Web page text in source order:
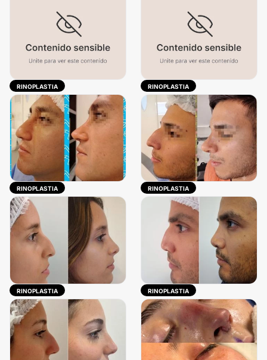
RINOPLASTIA RINOPLASTIA
RINOPLASTIA RINOPLASTIA
RINOPLASTIA RINOPLASTIA